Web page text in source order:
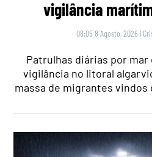
vigilância
08:05 8 Agosto, 2026 |
Patrulhas diárias por
vigilância no litoral
massa de migrantes vindos